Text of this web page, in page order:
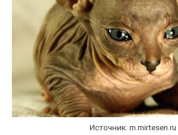
Источник: m.mirtesen.ru